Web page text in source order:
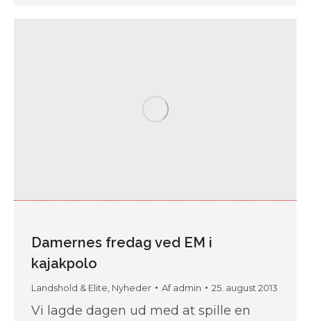
Damernes fredag ved EM i
kajakpolo
Landshold & Elite, Nyheder Afadmin 25. august 2013
Vi lagde dagen ud med at spille en